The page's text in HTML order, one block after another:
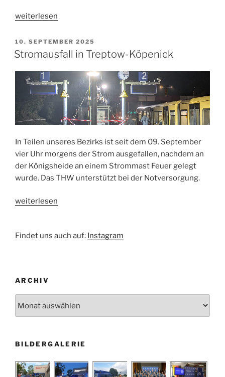
„Einsatzende
weiterlesen
VERÖFFENTLICHT
AM
10. SEPTEMBER 2025
Stromausfall in Treptow-Köpenick
In Teilen unseres Bezirks ist seit dem 09. September
vier Uhr morgens der Strom ausgefallen, nachdem an
der Königsheide an einem Strommast Feuer gelegt
wurde. Das THW unterstützt bei der Notversorgung.
„Stromausfall
Köpenick“
weiterlesen
Findet uns auch auf: Instagram
ARCHIV
BILDERGALERIE